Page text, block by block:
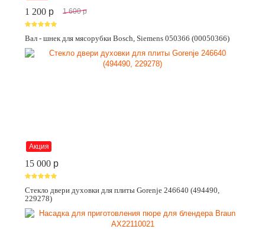
1 200 p 1 600 p
Вал - шнек для мясорубки Bosch, Siemens 050366 (00050366)
Акция
15 000 p
Стекло двери духовки для плиты Gorenje 246640 (494490,
229278)